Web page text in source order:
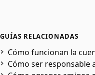
GUÍAS RELACIONADAS
Cómo funcionan la
Cómo ser responsable